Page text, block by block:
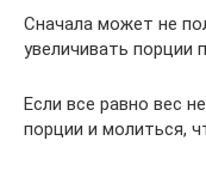
Сначала может не
увеличивать порции
Если все равно вес
порции и молиться,